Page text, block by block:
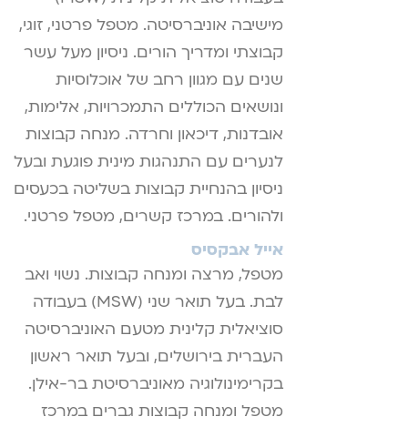
מישיבה אוניברסיטה. מטפל פרטני, זוגי,
קבוצתי ומדריך הורים. ניסיון מעל עשר
שנים עם מגוון רחב של אוכלוסיות
ונושאים הכוללים התמכרויות, אלימות,
אובדנות, דיכאון וחרדה. מנחה קבוצות
לנערים עם התנהגות מינית פוגעת ובעל
ניסיון בהנחיית קבוצות בשליטה בכעסים
ולהורים. במרכז קשרים, מטפל פרטני.
אייל אבקסיס
מטפל, מרצה ומנחה קבוצות. נשוי ואב
לבת. בעל תואר שני (MSW) בעבודה
סוציאלית קלינית מטעם האוניברסיטה
העברית בירושלים, ובעל תואר ראשון
בקרימינולוגיה מאוניברסיטת בר-אילן.
מטפל ומנחה קבוצות גברים במרכז